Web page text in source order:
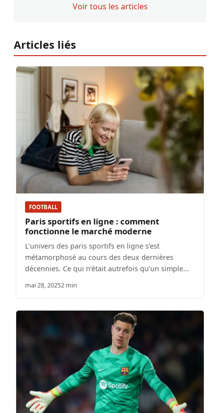
Voir tous les articles
Articles liés
FOOTBALL
Paris sportifs en ligne : comment
fonctionne le marché moderne
L’univers des paris sportifs en ligne s’est
métamorphosé au cours des deux dernières
décennies. Ce qui n’était autrefois qu’un simple…
mai 28, 20252 min